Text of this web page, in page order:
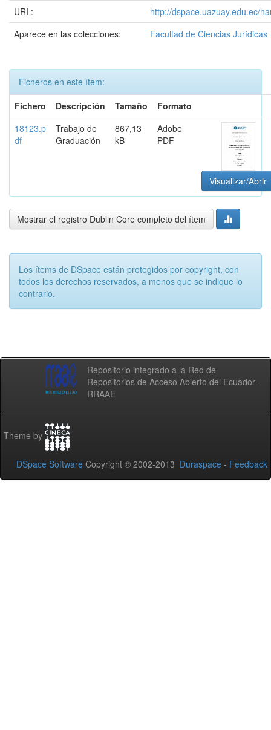
URI :
http://dspace.uazuay.edu.ec/
Aparece en las colecciones:
Facultad de Ciencias Jurídicas
Ficheros en este ítem:
Fichero
Descripción Tamaño
Formato
18123.p
df
Trabajo de
Graduación
867,13
kB
Adobe
PDF
Visualizar/Abrir
Mostrar el registro Dublin Core completo del ítem
Los ítems de DSpace están protegidos por copyright, con
todos los derechos reservados, a menos que se indique lo
contrario.
Repositorio integrado a la Red de
Repositorios de Acceso Abierto del Ecuador -
RRAAE
Theme by
DSpace Software Copyright © 2002-2013 Duraspace - Feedback